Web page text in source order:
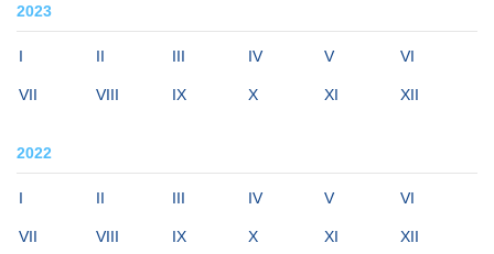
2023
I II III IV V VI
VII VIII IX X XI XII
2022
I II III IV V VI
VII VIII IX X XI XII